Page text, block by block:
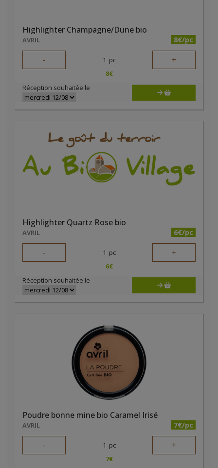
Highlighter Champagne/Dune bio
AVRIL 8€/pc
- 1 pc +
8€
Réception souhaitée le
Highlighter Quartz Rose bio
AVRIL 6€/pc
- 1 pc +
6€
Réception souhaitée le
Poudre bonne mine bio Caramel Irisé
AVRIL 7€/pc
- 1 pc +
7€